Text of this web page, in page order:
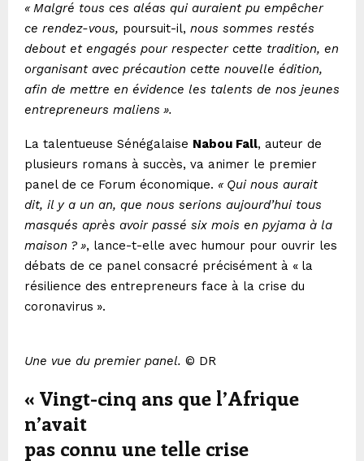
« Malgré tous ces aléas qui auraient pu empêcher
ce rendez-vous, poursuit-il, nous sommes restés
debout et engagés pour respecter cette tradition, en
organisant avec précaution cette nouvelle édition,
afin de mettre en évidence les talents de nos jeunes
entrepreneurs maliens ».
La talentueuse Sénégalaise Nabou Fall, auteur de
plusieurs romans à succès, va animer le premier
panel de ce Forum économique. « Qui nous aurait
dit, il y a un an, que nous serions aujourd’hui tous
masqués après avoir passé six mois en pyjama à la
maison ? », lance-t-elle avec humour pour ouvrir les
débats de ce panel consacré précisément à « la
résilience des entrepreneurs face à la crise du
coronavirus ».
Une vue du premier panel. © DR
« Vingt-cinq ans que l’Afrique
n’avait
pas connu une telle crise